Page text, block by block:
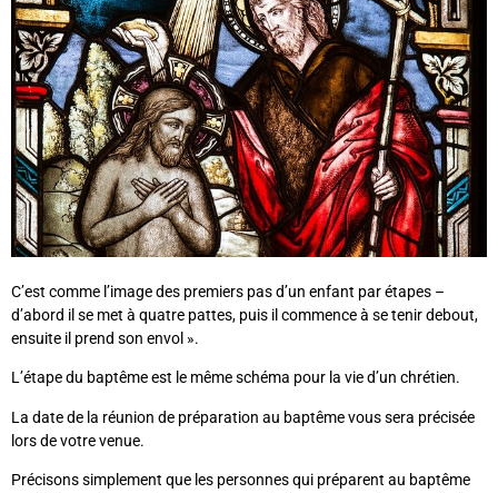
C’est comme l’image des premiers pas d’un enfant par étapes –
d’abord il se met à quatre pattes, puis il commence à se tenir debout,
ensuite il prend son envol ».
L’étape du baptême est le même schéma pour la vie d’un chrétien.
La date de la réunion de préparation au baptême vous sera précisée
lors de votre venue.
Précisons simplement que les personnes qui préparent au baptême